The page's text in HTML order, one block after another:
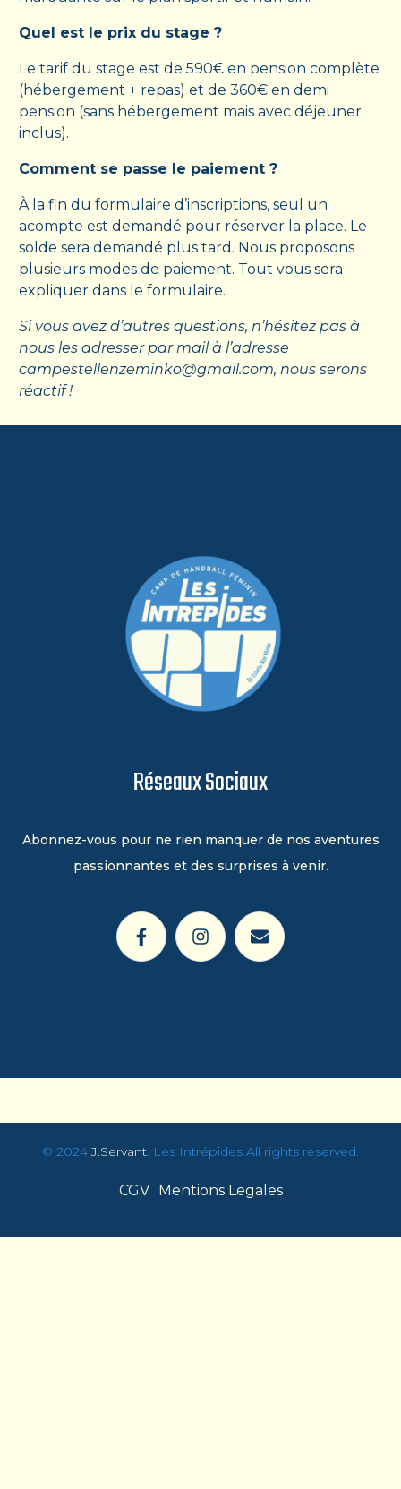
Quel est le prix du stage ?
Le tarif du stage est de 590€ en pension complète
(hébergement + repas) et de 360€ en demi
pension (sans hébergement mais avec déjeuner
inclus).
Comment se passe le paiement ?
À la fin du formulaire d’inscriptions, seul un
acompte est demandé pour réserver la place. Le
solde sera demandé plus tard. Nous proposons
plusieurs modes de paiement. Tout vous sera
expliquer dans le formulaire.
Si vous avez d’autres questions, n’hésitez pas à
nous les adresser par mail à l’adresse
campestellenzeminko@gmail.com, nous serons
réactif !
Réseaux Sociaux
Abonnez-vous pour ne rien manquer de nos aventures
passionnantes et des surprises à venir.
© 2024J.Servant. Les Intrépides All rights reserved.
CGV Mentions Legales